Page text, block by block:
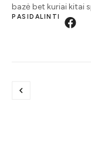
bazė bet kuriai kitai
PASIDALINTI